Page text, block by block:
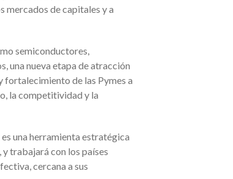
mercados de capitales y a
semiconductores,
una nueva etapa de atracción
de las Pymes a
la competitividad y la
una herramienta estratégica
trabajará con los países
cercana a sus